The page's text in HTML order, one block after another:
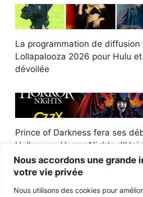
Nous accordons une grande
votre vie privée
Nous utilisons des cookies pour
La programmation de diffusion
Lollapalooza 2026 pour Hulu
dévoilée
Prince of Darkness fera ses
Halloween Horror Nights